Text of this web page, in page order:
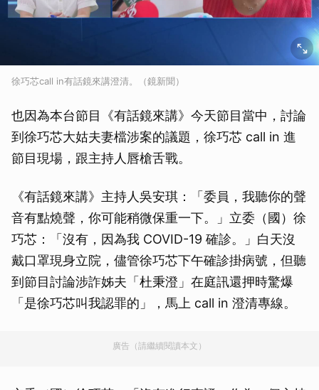
徐巧芯call in有話鏡來講澄清。（鏡新聞）
也因為本台節目《有話鏡來講》今天節目當中，討論
到徐巧芯大姑夫妻檔涉案的議題，徐巧芯 call in 進
節目現場，跟主持人唇槍舌戰。
《有話鏡來講》主持人吳安琪：「委員，我聽你的聲
音有點燒聲，你可能稍微保重一下。」立委（國）徐
巧芯：「沒有，因為我 COVID-19 確診。」白天沒
戴口罩現身立院，儘管徐巧芯下午確診掛病號，但聽
到節目討論涉詐姊夫「杜秉澄」在庭訊還押時驚爆
「是徐巧芯叫我認罪的」，馬上 call in 澄清專線。
廣告（請繼續閱讀本文）